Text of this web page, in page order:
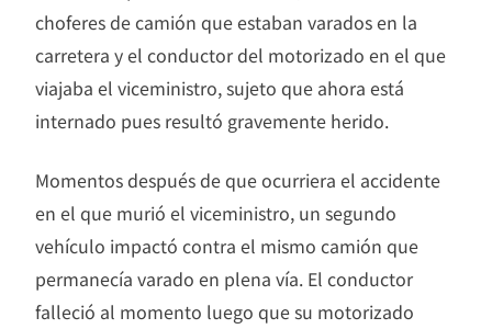
choferes de camión que estaban varados en la
carretera y el conductor del motorizado en el que
viajaba el viceministro, sujeto que ahora está
internado pues resultó gravemente herido.
Momentos después de que ocurriera el accidente
en el que murió el viceministro, un segundo
vehículo impactó contra el mismo camión que
permanecía varado en plena vía. El conductor
falleció al momento luego que su motorizado